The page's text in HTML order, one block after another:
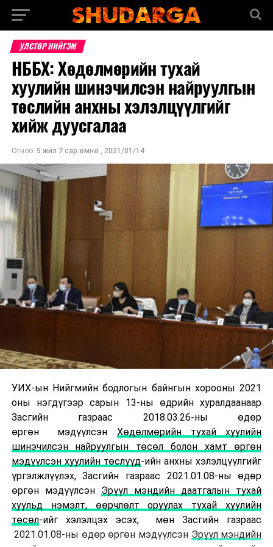
УЛСТӨР НИЙГЭМ
НББХ: Хөдөлмөрийн тухай
хуулийн шинэчилсэн найруулгын
төслийн анхны хэлэлцүүлгийг
хийж дуусгалаа
Огноо: 5 жил 7 сар.өмнө , 2021/01/14
УИХ-ын Нийгмийн бодлогын байнгын хорооны 2021
оны нэгдүгээр сарын 13-ны өдрийн хуралдаанаар
Засгийн газраас 2018.03.26-ны өдөр
өргөн мэдүүлсэн Хөдөлмөрийн тухай хуулийн
шинэчилсэн найруулгын төсөл болон хамт өргөн
мэдүүлсэн хуулийн төслүүд-ийн анхны хэлэлцүүлгийг
үргэлжлүүлэх, Засгийн газраас 2021.01.08-ны өдөр
өргөн мэдүүлсэн Эрүүл мэндийн даатгалын тухай
хуульд нэмэлт, өөрчлөлт оруулах тухай хуулийн
төсөл-ийг хэлэлцэх эсэх, мөн Засгийн газраас
2021.01.08-ны өдөр өргөн мэдүүлсэн Эрүүл мэндийн